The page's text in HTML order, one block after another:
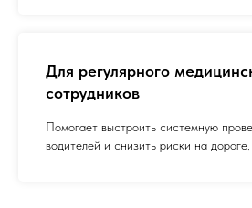
Для регулярного
сотрудников
Помогает выстроить системную
водителей и снизить риски на дороге.